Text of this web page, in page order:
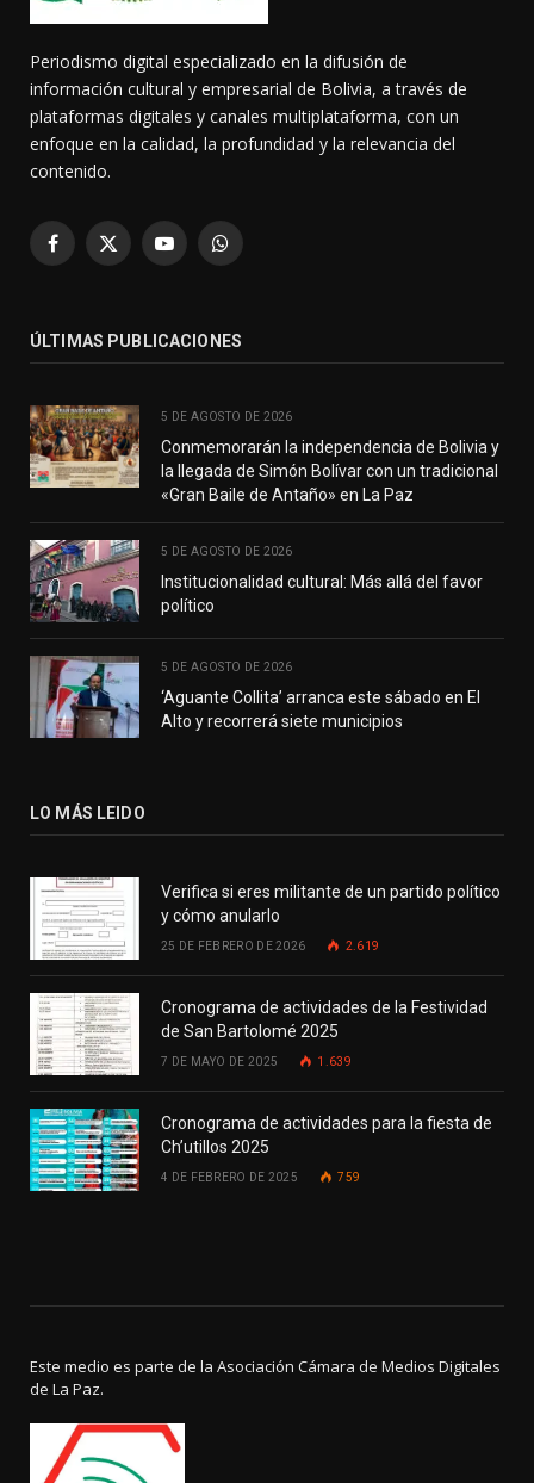
Periodismo digital especializado en la difusión de
información cultural y empresarial de Bolivia, a través de
plataformas digitales y canales multiplataforma, con un
enfoque en la calidad, la profundidad y la relevancia del
contenido.
Facebook
X
YouTubeWhatsApp
ÚLTIMAS PUBLICACIONES
5 DE AGOSTO DE 2026
Conmemorarán la independencia de Bolivia y
la llegada de Simón Bolívar con un tradicional
«Gran Baile de Antaño» en La Paz
5 DE AGOSTO DE 2026
Institucionalidad cultural: Más allá del favor
político
5 DE AGOSTO DE 2026
‘Aguante Collita’ arranca este sábado en El
Alto y recorrerá siete municipios
LO MÁS LEIDO
Verifica si eres militante de un partido político
y cómo anularlo
25 DE FEBRERO DE 2026 2.619
Cronograma de actividades de la Festividad
de San Bartolomé 2025
7 DE MAYO DE 2025 1.639
Cronograma de actividades para la fiesta de
Ch’utillos 2025
4 DE FEBRERO DE 2025 759
Este medio es parte de la Asociación Cámara de Medios Digitales
de La Paz.